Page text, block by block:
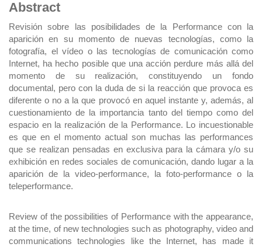
Main
Article
Content
Abstract
Revisión sobre las posibilidades de la Performance con la
aparición en su momento de nuevas tecnologías, como la
fotografía, el vídeo o las tecnologías de comunicación como
Internet, ha hecho posible que una acción perdure más allá del
momento de su realización, constituyendo un fondo
documental, pero con la duda de si la reacción que provoca es
diferente o no a la que provocó en aquel instante y, además, al
cuestionamiento de la importancia tanto del tiempo como del
espacio en la realización de la Performance. Lo incuestionable
es que en el momento actual son muchas las performances
que se realizan pensadas en exclusiva para la cámara y/o su
exhibición en redes sociales de comunicación, dando lugar a la
aparición de la video-performance, la foto-performance o la
teleperformance.
Review of the possibilities of Performance with the appearance,
at the time, of new technologies such as photography, video and
communications technologies like the Internet, has made it